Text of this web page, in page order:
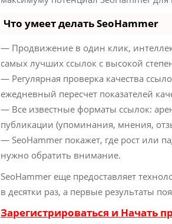
Что умеет делать SeoHammer
— Продвижение в один клик,
самых лучших ссылок с высокой
— Регулярная проверка качества
ежедневный пересчет показателей
— Все известные форматы ссылок:
публикации (упоминания, мнения,
— SeoHammer покажет, где рост или
нужно обратить внимание.
SeoHammer еще предоставляет
в десятки раз, а первые результаты
Зарегистрироваться и Начать